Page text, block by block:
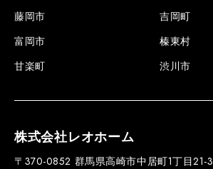
藤岡市
富岡市
甘楽町
吉岡町
榛東村
渋川市
株式会社レオホーム
〒370-0852 群馬県高崎市中居町1丁目21-3